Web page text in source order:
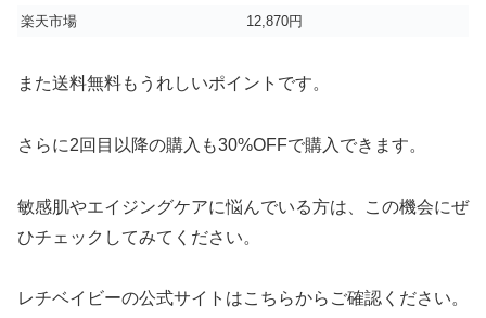
楽天市場
12,870円
また送料無料もうれしいポイントです。
さらに2回目以降の購入も30%OFFで購入できます。
敏感肌やエイジングケアに悩んでいる方は、この機会にぜ
ひチェックしてみてください。
レチベイビーの公式サイトはこちらからご確認ください。